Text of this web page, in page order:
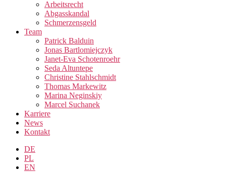
Arbeitsrecht
Abgasskandal
Schmerzensgeld
Team
Patrick Balduin
Jonas Bartlomiejczyk
Janet-Eva Schotenroehr
Seda Altuntepe
Christine Stahlschmidt
Thomas Markewitz
Marina Neginskiy
Marcel Suchanek
Karriere
News
Kontakt
DE
PL
EN